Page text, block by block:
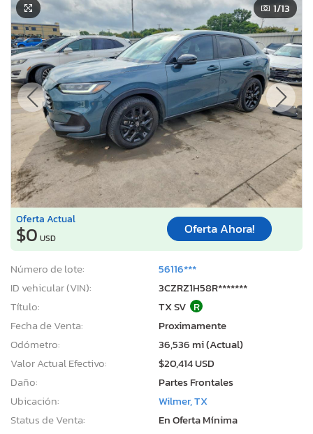
1/13
Oferta Actual
$0 USD
Oferta Ahora!
Número de lote:
56116***
ID vehicular (VIN):
3CZRZ1H58R*******
Título:
TX SV R
Fecha de Venta:
Proximamente
Odómetro:
36,536 mi (Actual)
Valor Actual Efectivo:
$20,414 USD
Daño:
Partes Frontales
Ubicación:
Wilmer, TX
Status de Venta:
En Oferta Mínima